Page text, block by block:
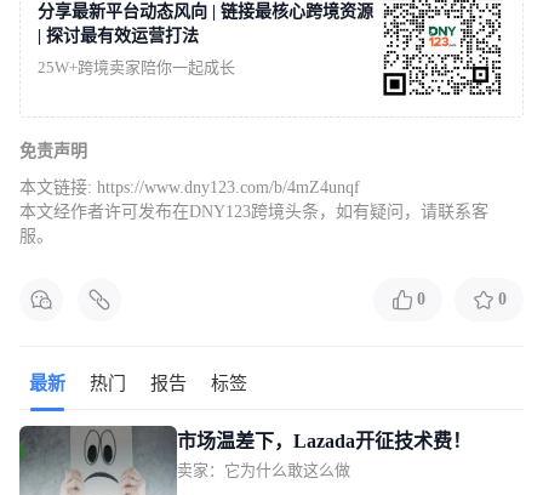
分享最新平台动态风向 | 链接最核心跨境资源
| 探讨最有效运营打法
25W+跨境卖家陪你一起成长
免责声明
本文链接: https://www.dny123.com/b/4mZ4unqf
本文经作者许可发布在DNY123跨境头条，如有疑问，请联系客
服。
0 0
最新 热门 报告 标签
市场温差下，Lazada开征技术费！
卖家：它为什么敢这么做